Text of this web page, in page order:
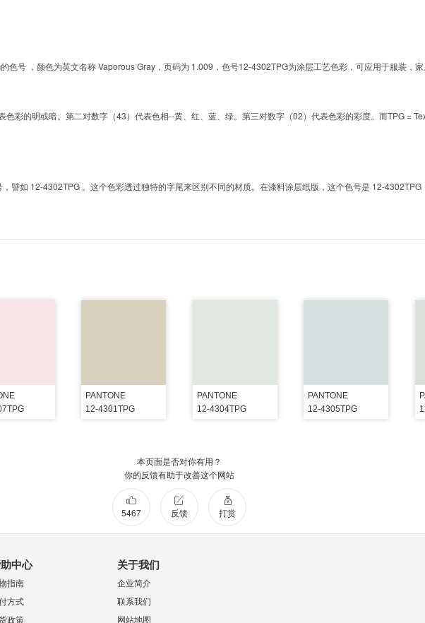
色号 ，颜色为英文名称 Vaporous Gray，页码为 1.009，色号12-4302TPG为涂层工艺色彩，可应用于服装，家
彩的明或暗。第二对数字（43）代表色相--黄、红、蓝、绿。第三对数字（02）代表色彩的彩度。而TPG =
譬如 12-4302TPG 。这个色彩透过独特的字尾来区别不同的材质。在漆料涂层纸版，这个色号是 12-
PANTONE
12-4301TPG
PANTONE
12-4304TPG
PANTONE
12-4305TPG
本页面是否对你有用？
你的反馈有助于改善这个网站
5467 反馈 打赏
中心
指南
方式
政策
关于我们
企业简介
联系我们
网站地图